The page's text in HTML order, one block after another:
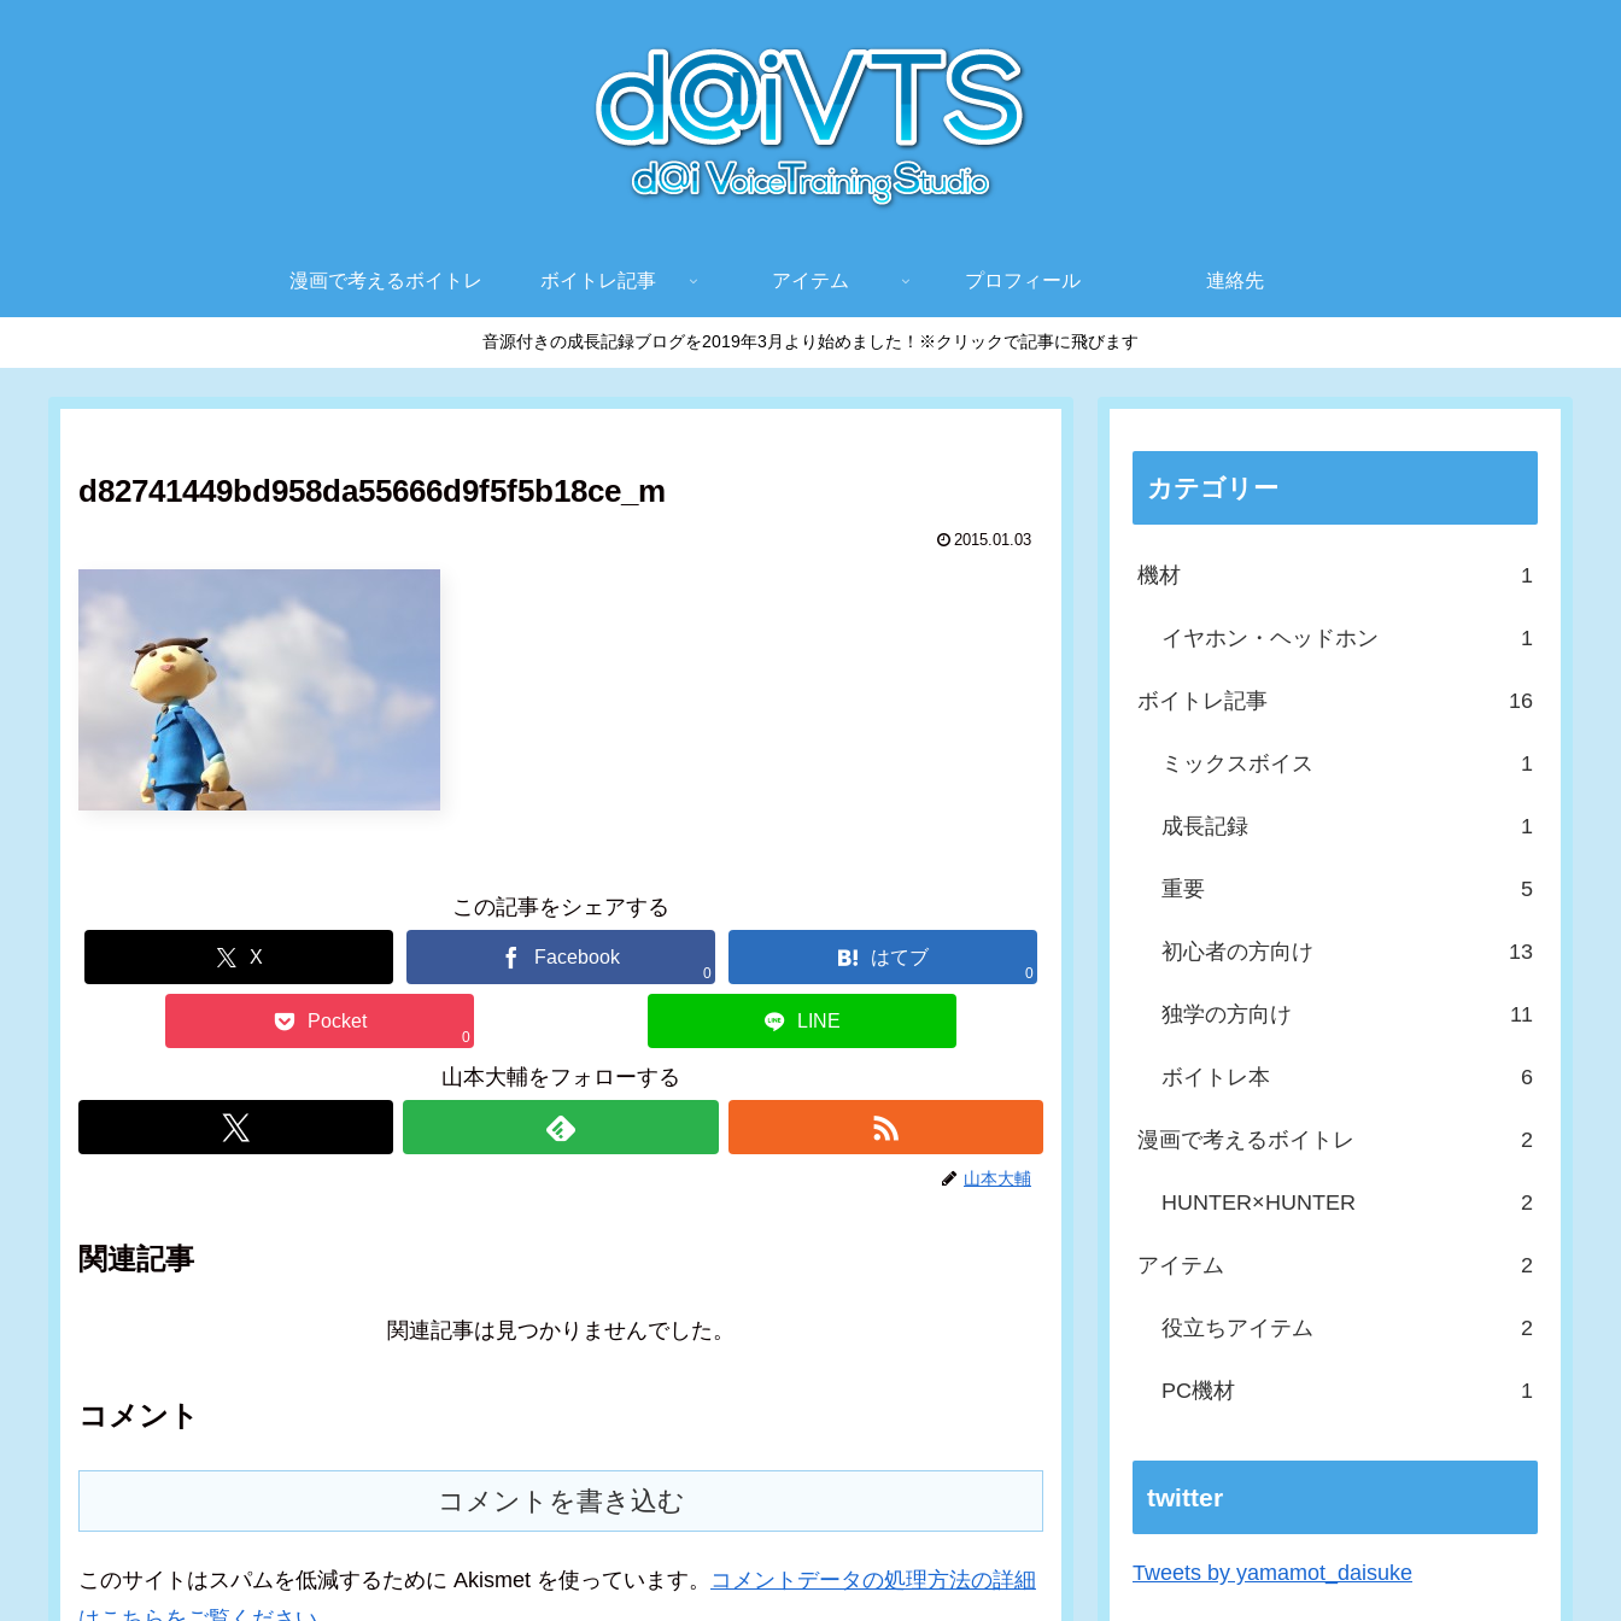
漫画で考えるボイトレ ボイトレ記事 アイテム プロフィール 連絡先
音源付きの成長記録ブログを2019年3月より始めました！※クリックで記事に飛びます
d82741449bd958da55666d9f5f5b18ce_m
2015.01.03
この記事をシェアする
X Facebook
0
はてブ
0
Pocket
0
LINE
山本大輔をフォローする
山本大輔
関連記事
関連記事は見つかりませんでした。
コメント
コメントを書き込む
このサイトはスパムを低減するために Akismet を使っています。 コメントデータの処理方法の詳細
カテゴリー
機材 1
イヤホン・ヘッドホン 1
ボイトレ記事 16
ミックスボイス 1
成長記録 1
重要 5
初心者の方向け 13
独学の方向け 11
ボイトレ本 6
漫画で考えるボイトレ 2
HUNTER×HUNTER 2
アイテム 2
役立ちアイテム 2
PC機材 1
twitter
Tweets by yamamot_daisuke